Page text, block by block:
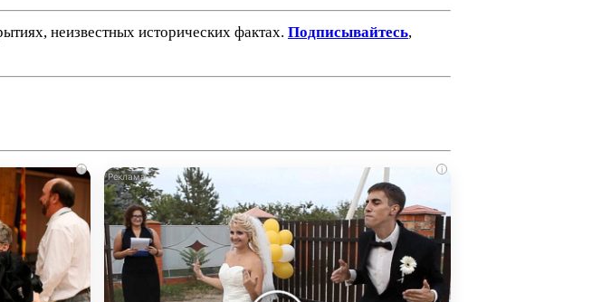
неизвестных исторических фактах. Подписывайтесь,
i i